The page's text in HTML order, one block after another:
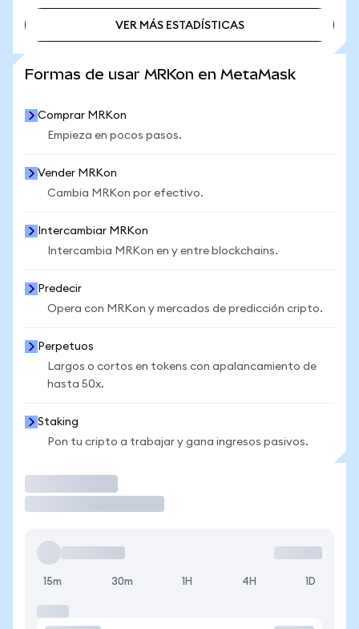
VER MÁS ESTADÍSTICAS
Formas de usar MRKon en MetaMask
Comprar MRKon
Empieza en pocos pasos.
Vender MRKon
Cambia MRKon por efectivo.
Intercambiar MRKon
Intercambia MRKon en y entre blockchains.
Predecir
Opera con MRKon y mercados de predicción cripto.
Perpetuos
Largos o cortos en tokens con apalancamiento de
hasta 50x.
Staking
Pon tu cripto a trabajar y gana ingresos pasivos.
15m 30m 1H 4H 1D